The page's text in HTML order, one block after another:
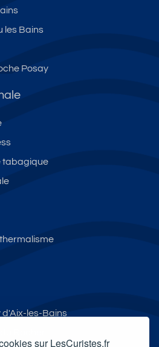
sur LesCuristes.fr
les Bains
Posay
tabagique
d'Aix-les-Bains